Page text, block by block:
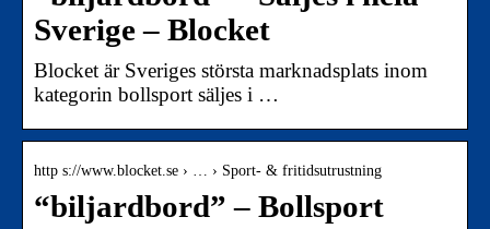
Sverige – Blocket
Blocket är Sveriges största marknadsplats inom
kategorin bollsport säljes i …
http s://www.blocket.se › … › Sport- & fritidsutrustning
“biljardbord” – Bollsport